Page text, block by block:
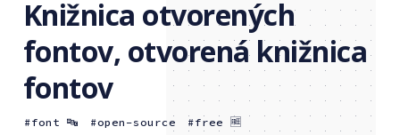
Knižnica otvorených
fontov, otvorená knižnica
fontov
font 🔤 open-source free 🆓